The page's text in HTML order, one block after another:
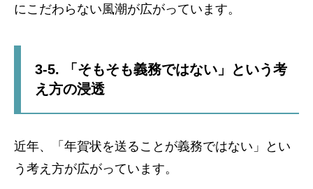
にこだわらない風潮が広がっています。
3-5. 「そもそも義務ではない」という考
え方の浸透
近年、「年賀状を送ることが義務ではない」とい
う考え方が広がっています。